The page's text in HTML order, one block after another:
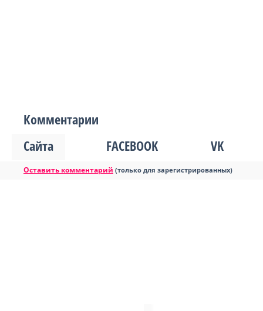
Комментарии
Сайта
FACEBOOK VK
Оставить комментарий (только для зарегистрированных)